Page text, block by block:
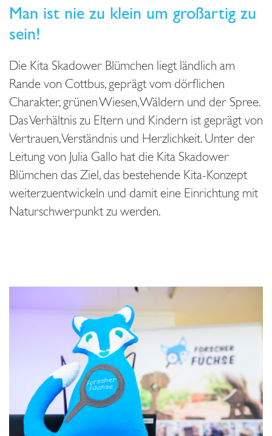
Man ist nie zu klein um großartig zu
sein!
Die Kita Skadower Blümchen liegt ländlich am
Rande von Cottbus, geprägt vom dörflichen
Charakter, grünen Wiesen, Wäldern und der Spree.
Das Verhältnis zu Eltern und Kindern ist geprägt von
Vertrauen, Verständnis und Herzlichkeit. Unter der
Leitung von Julia Gallo hat die Kita Skadower
Blümchen das Ziel, das bestehende Kita-Konzept
weiterzuentwickeln und damit eine Einrichtung mit
Naturschwerpunkt zu werden.